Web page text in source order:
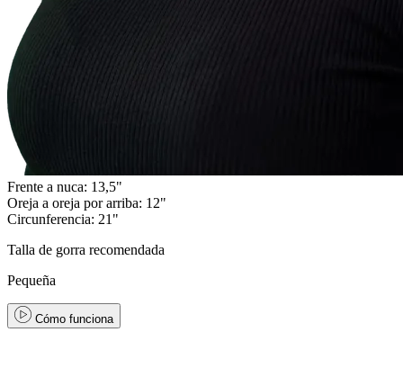
Frente a nuca: 13,5"
Oreja a oreja por arriba: 12"
Circunferencia: 21"
Talla de gorra recomendada
Pequeña
Cómo funciona